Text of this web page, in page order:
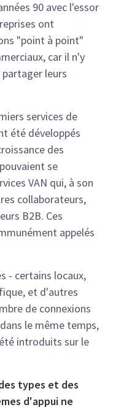
90 avec l'essor
ont
"point à point"
car il n'y
leurs
services de
été développés
des
se
VAN qui, à son
collaborateurs,
B2B. Ces
appelés
- certains locaux,
et d'autres
de connexions
le même temps,
introduits sur le
types et des
d'appui ne